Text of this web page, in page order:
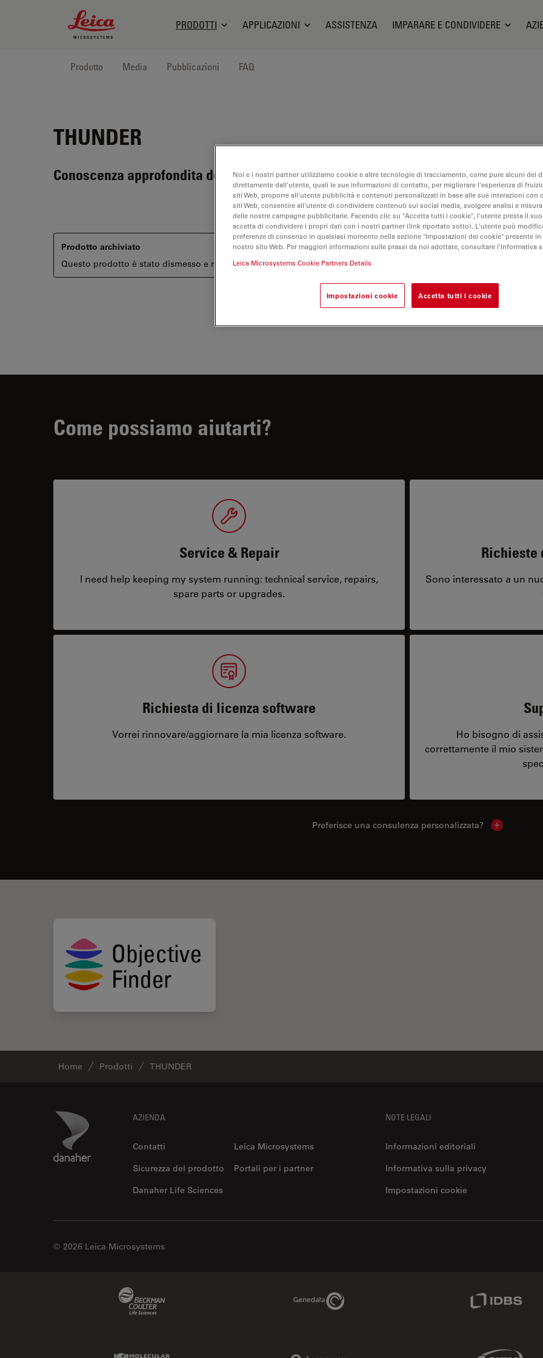
Leica Microsystems Logo
PRODOTTI APPLICAZIONI ASSISTENZA IMPARARE E CONDIVIDERE
Prodotto Media Pubblicazioni FAQ
THUNDER
Conoscenza approfondita della biologia strutturale delle cellule
Prodotto archiviato
Questo prodotto è stato dismesso e non è più disponibile. Ci contatti per informazioni su prodotti alternativi recenti.
Come possiamo aiutarti?
Service & Repair
I need help keeping my system running: technical service, repairs,
spare parts or upgrades.
Richieste
Sono interessato a un
Richiesta di licenza software
Vorrei rinnovare/aggiornare la mia licenza software.
Ho bisogno di
correttamente il mio
Preferisce una consulenza personalizzata? Show local
Home Prodotti THUNDER
Danaher Logo AZIENDA
Contatti
Leica Microsystems
Sicurezza del prodotto
Portali per i partner
Danaher Life Sciences
NOTE LEGALI
Informazioni editoriali
Informativa sulla privacy
Impostazioni cookie
© 2026 Leica Microsystems
Genedata Link
Molecular Devices Link Sciex Link
Noi e i nostri partner utilizziamo cookie e altre tecnologie di tracciamento, come pure alcuni dei
direttamente dall'utente, quali le sue informazioni di contatto, per migliorare l'esperienza di
siti Web, proporre all'utente pubblicità e contenuti personalizzati in base alle sue interazioni con
siti Web, consentire all'utente di condividere contenuti sui social media, svolgere analisi e
delle nostre campagne pubblicitarie. Facendo clic su "Accetta tutti i cookie", l'utente presta il
accetta di condividere i propri dati con i nostri partner (link riportato sotto). L'utente può
preferenze di consenso in qualsiasi momento nella sezione "Impostazioni dei cookie" presente
nostro sito Web. Per maggiori informazioni sulle prassi da noi adottate, consultare l'Informativa
Leica Microsystems Cookie Partners Details
Impostazioni cookie Accetta tutti i cookie